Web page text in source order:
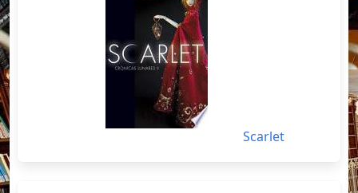
Scarlet